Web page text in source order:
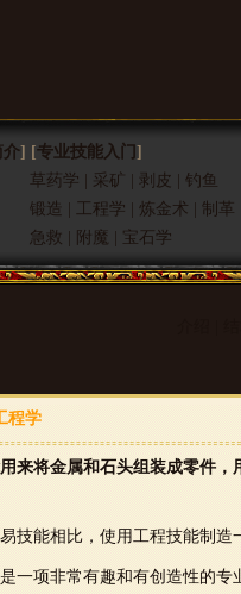
介] [专业技能入门 ]
草药学 采矿 剥皮
钓鱼
锻造 工程学 炼金术 制革
急救 附魔 宝石学
程学
来将金属和石头组装成零件，
技能相比，使用工程技能制造
一项非常有趣和有创造性的专